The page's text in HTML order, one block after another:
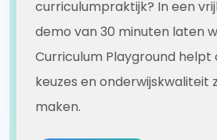
curriculumpraktijk? In een
demo van 30 minuten laten
Curriculum Playground helpt
keuzes en onderwijskwaliteit
maken.